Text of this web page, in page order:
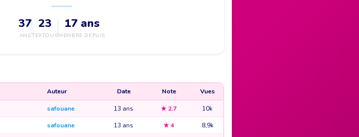
37
ANS
23
TEXTOUS
17 ans
MEMBRE DEPUIS
Auteur Date Note Vues
safouane 13 ans ★ 2.7 10k
safouane 13 ans ★ 4 8,9k